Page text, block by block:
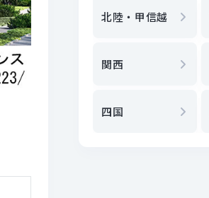
北陸・甲信越
関西
四国